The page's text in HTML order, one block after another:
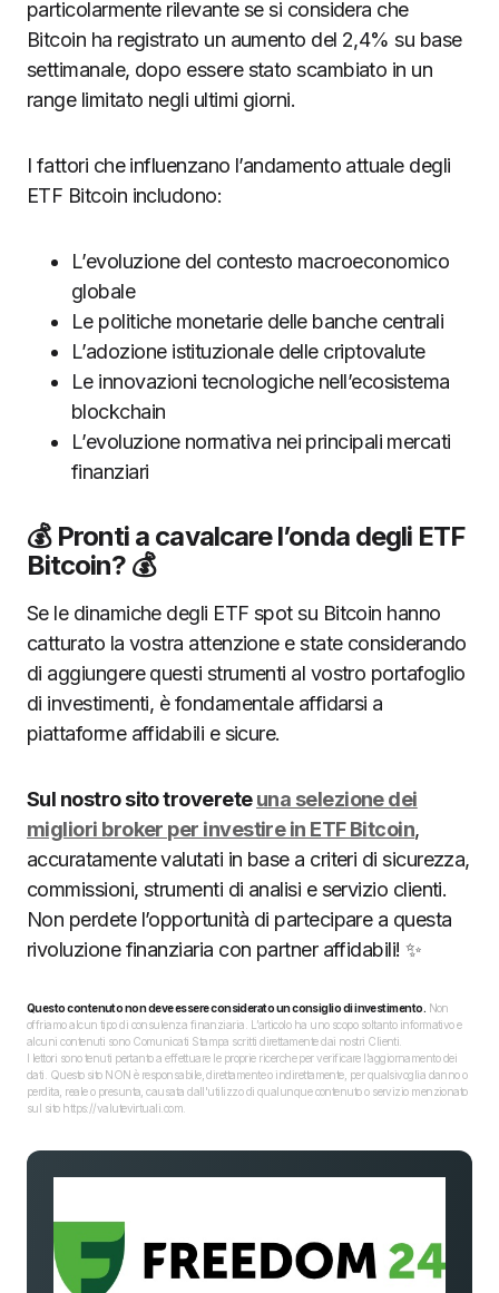
particolarmente rilevante se si considera che
Bitcoin ha registrato un aumento del 2,4% su base
settimanale, dopo essere stato scambiato in un
range limitato negli ultimi giorni.
I fattori che influenzano l’andamento attuale degli
ETF Bitcoin includono:
L’evoluzione del contesto macroeconomico
globale
Le politiche monetarie delle banche centrali
L’adozione istituzionale delle criptovalute
Le innovazioni tecnologiche nell’ecosistema
blockchain
L’evoluzione normativa nei principali mercati
finanziari
💰 Pronti a cavalcare l’onda degli ETF
Bitcoin? 💰
Se le dinamiche degli ETF spot su Bitcoin hanno
catturato la vostra attenzione e state considerando
di aggiungere questi strumenti al vostro portafoglio
di investimenti, è fondamentale affidarsi a
piattaforme affidabili e sicure.
Sul nostro sito trovereteuna selezione dei
migliori broker per investire in ETF Bitcoin,
accuratamente valutati in base a criteri di sicurezza,
commissioni, strumenti di analisi e servizio clienti.
Non perdete l’opportunità di partecipare a questa
rivoluzione finanziaria con partner affidabili! ✨
Questo contenuto non deve essere considerato un consiglio di investimento. Non
offriamo alcun tipo di consulenza finanziaria. L’articolo ha uno scopo soltanto informativo e
alcuni contenuti sono Comunicati Stampa scritti direttamente dai nostri Clienti.
I lettori sono tenuti pertanto a effettuare le proprie ricerche per verificare l’aggiornamento dei
dati. Questo sito NON è responsabile, direttamente o indirettamente, per qualsivoglia danno o
perdita, reale o presunta, causata dall'utilizzo di qualunque contenuto o servizio menzionato
sul sito https://valutevirtuali.com.